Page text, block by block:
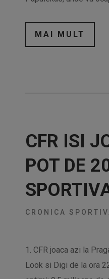
MAI MULT
CFR ISI
POT DE
CRONICA
1. CFR joaca azi la
Look si Digi de la ora